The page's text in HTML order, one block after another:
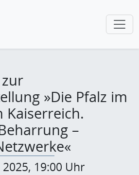
»Die Pfalz im
Kaiserreich.
–
2025, 19:00 Uhr